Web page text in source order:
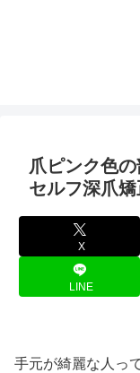
爪ピンク色
セルフ深爪
X
LINE
手元が綺麗な人っ